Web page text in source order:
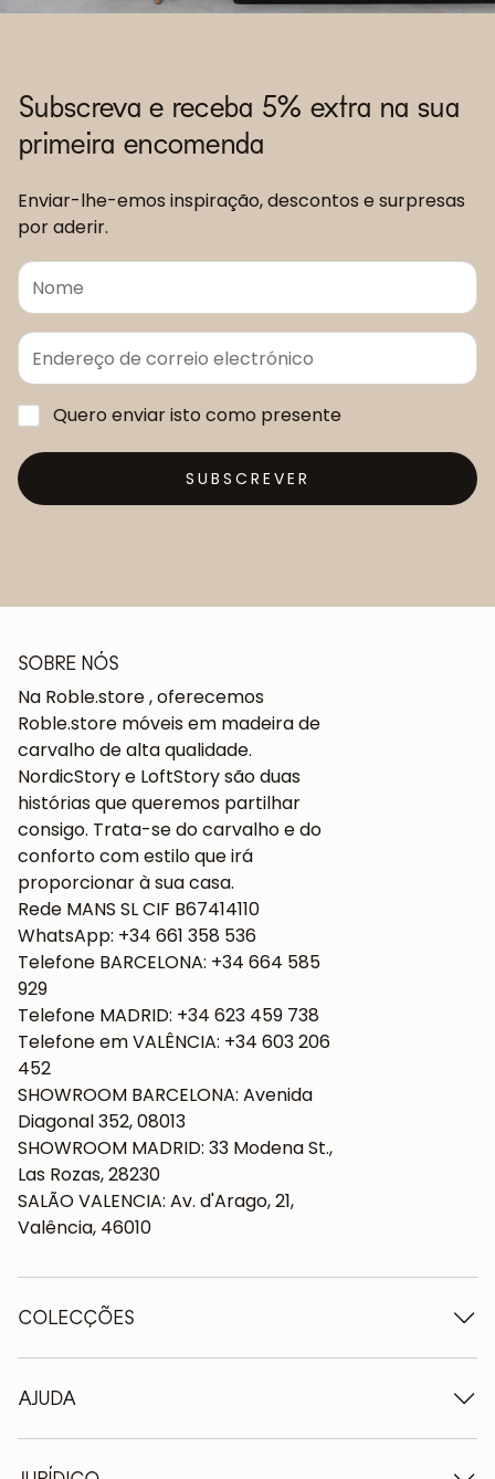
Subscreva e receba 5% extra na sua
primeira encomenda
Enviar-lhe-emos inspiração, descontos e surpresas
por aderir.
Quero enviar isto como presente
SUBSCREVER
SOBRE NÓS
Na Roble.store , oferecemos
Roble.store móveis em madeira de
carvalho de alta qualidade.
NordicStory e LoftStory são duas
histórias que queremos partilhar
consigo. Trata-se do carvalho e do
conforto com estilo que irá
proporcionar à sua casa.
Rede MANS SL CIF B67414110
WhatsApp: +34 661 358 536
Telefone BARCELONA: +34 664 585
929
Telefone MADRID: +34 623 459 738
Telefone em VALÊNCIA: +34 603 206
452
SHOWROOM BARCELONA: Avenida
Diagonal 352, 08013
SHOWROOM MADRID: 33 Modena St.,
Las Rozas, 28230
SALÃO VALENCIA: Av. d'Arago, 21,
Valência, 46010
COLECÇÕES
Mesas de madeira
Tabelas extensíveis
Cadeiras de madeira
AJUDA
Quem somos nós
Termos e condições